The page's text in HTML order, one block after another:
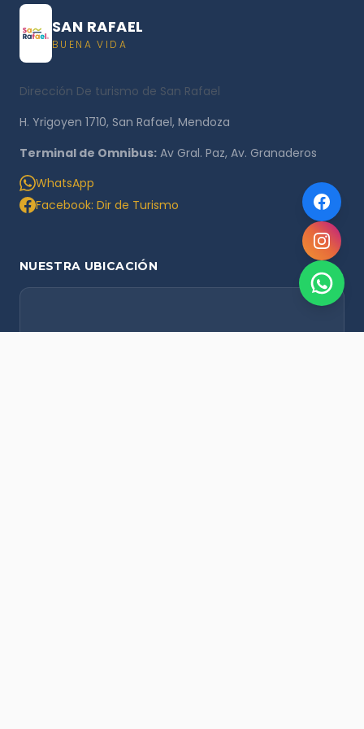
SAN RAFAEL
BUENA VIDA
Dirección De turismo de San Rafael
H. Yrigoyen 1710, San Rafael, Mendoza
Terminal de Omnibus: Av Gral. Paz, Av. Granaderos
WhatsApp
Facebook: Dir de Turismo
NUESTRA UBICACIÓN